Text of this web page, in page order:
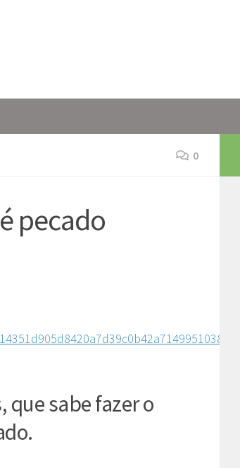
0
pecado
que sabe fazer o